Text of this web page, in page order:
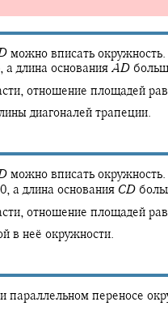
можно вписать
а длина основания AD
отношение площадей
диагоналей трапеции.
можно вписать
а длина основания CD
отношение площадей
в неё окружности.
параллельном переносе